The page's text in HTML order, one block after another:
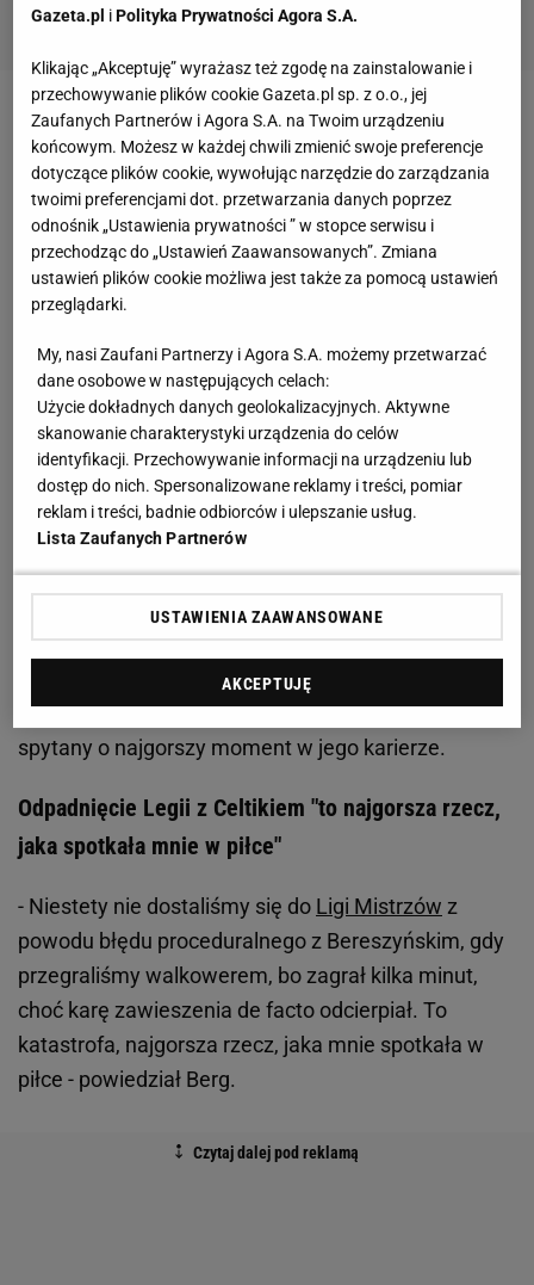
Zobacz wideoNowy trener Arki: Nie boję się tej
pracy, choć zdaję sobie sprawę, że podjąłem ryzyko
- Oczywiście chcieliśmy wywalczyć tytuł normalnie.
Niestety rząd stwierdził, że nie można grać.
Podejrzewam, że chciał piłkę traktować jak
czas, niemal katastrofa, i futbol staje się bardzo
mało znaczący w takim momencie. Ale zdobyliśmy
go zasłużenie. Prowadziliśmy po sezonie
zasadniczym i także w grupie mistrzowskiej, dzięki
temu, że mamy lepszy bilans bezpośrednich
spotkań z Anorthosisem. Jestem bardzo dumny z
zespołu. Minęło dziesięć lat, odkąd Omonia
poprzedni raz była mistrzem. Nasi fani teraz są
szczęśliwi, ale niestety nie mogą celebrować
powiedział Berg w rozmowie z
"Przeglądem Sportowym". Norweg został też
spytany o najgorszy moment w jego karierze.
Odpadnięcie Legii z Celtikiem "to najgorsza rzecz,
jaka spotkała mnie w piłce"
- Niestety nie dostaliśmy się do Ligi Mistrzów z
powodu błędu proceduralnego z Bereszyńskim, gdy
przegraliśmy walkowerem, bo zagrał kilka minut,
choć karę zawieszenia de facto odcierpiał. To
katastrofa, najgorsza rzecz, jaka mnie spotkała w
piłce - powiedział Berg.
Gazeta.pl iPolityka Prywatności Agora S.A.
Klikając „Akceptuję” wyrażasz też zgodę na zainstalowanie i
przechowywanie plików cookie Gazeta.pl sp. z o.o., jej
Zaufanych Partnerów i Agora S.A. na Twoim urządzeniu
końcowym. Możesz w każdej chwili zmienić swoje preferencje
dotyczące plików cookie, wywołując narzędzie do zarządzania
twoimi preferencjami dot. przetwarzania danych poprzez
odnośnik „Ustawienia prywatności ” w stopce serwisu i
przechodząc do „Ustawień Zaawansowanych”. Zmiana
ustawień plików cookie możliwa jest także za pomocą ustawień
przeglądarki.
My, nasi Zaufani Partnerzy i Agora S.A. możemy przetwarzać
dane osobowe w następujących celach:
Użycie dokładnych danych geolokalizacyjnych. Aktywne
skanowanie charakterystyki urządzenia do celów
identyfikacji. Przechowywanie informacji na urządzeniu lub
dostęp do nich. Spersonalizowane reklamy i treści, pomiar
reklam i treści, badnie odbiorców i ulepszanie usług.
Lista Zaufanych Partnerów
USTAWIENIA ZAAWANSOWANE
AKCEPTUJĘ